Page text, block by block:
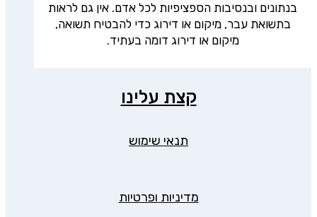
בנתונים ובנסיבות הספציפיות לכל אדם. אין גם לראות
בתשואת עבר, מיקום או דירוג כדי להבטיח תשואה,
מיקום או דירוג דומה בעתיד.
קצת עלינו
תנאי שימוש
מדיניות ופרטיות